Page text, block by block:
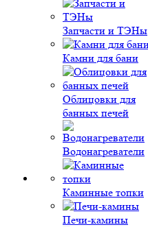
Запчасти и ТЭНы
Камни для бани
Облицовки для
банных печей
Водонагреватели
Каминные топки
Печи-камины